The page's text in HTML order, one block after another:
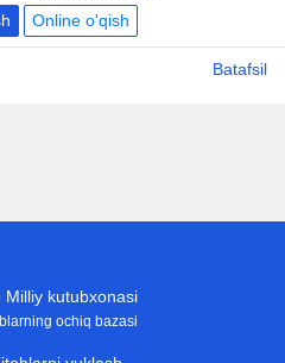
Online o'qish
Batafsil
Milliy kutubxonasi
ochiq bazasi